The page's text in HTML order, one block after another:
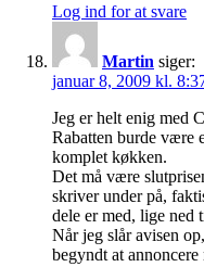
Log ind for at svare
Martin siger:
januar 8, 2009 kl.
Jeg er helt enig med
Rabatten burde være
komplet køkken.
Det må være
skriver under på,
dele er med, lige ned
Når jeg slår avisen
begyndt at